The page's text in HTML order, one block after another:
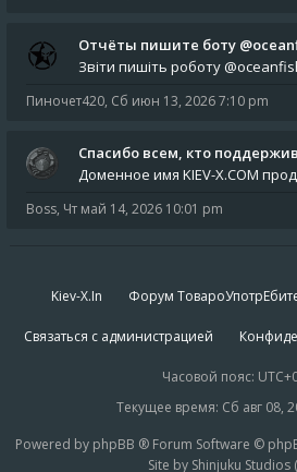
Отчёты пишите боту
Пиночет420, Сб июн 13, 2026 7:10 pm
Спасибо всем, кто
Boss, Чт май 14, 2026 10:01 pm
Kiev-X.In Форум
Связаться с администрацией
Часовой пояс:
Текущее время: Сб авг 08,
Powered by phpBB ® Forum Software ©
Site by Shinjuku Studios